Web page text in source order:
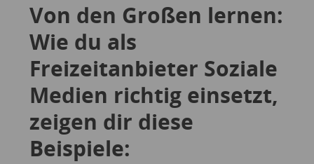
Von den Großen lernen:
Wie du als
Freizeitanbieter Soziale
Medien richtig einsetzt,
zeigen dir diese
Beispiele: